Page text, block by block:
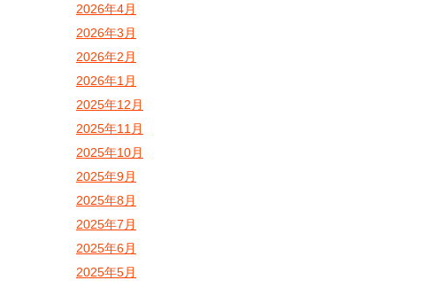
2026年4月
2026年3月
2026年2月
2026年1月
2025年12月
2025年11月
2025年10月
2025年9月
2025年8月
2025年7月
2025年6月
2025年5月